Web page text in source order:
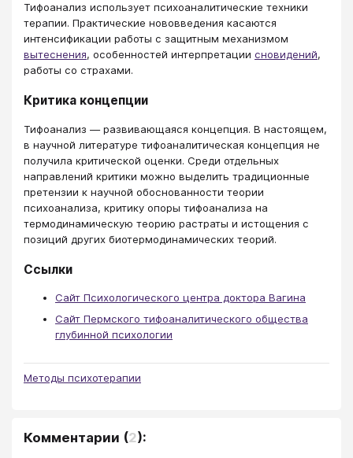
Тифоанализ использует психоаналитические техники
терапии. Практические нововведения касаются
интенсификации работы с защитным механизмом
вытеснения, особенностей интерпретации сновидений,
работы со страхами.
Критика концепции
Тифоанализ — развивающаяся концепция. В настоящем,
в научной литературе тифоаналитическая концепция не
получила критической оценки. Среди отдельных
направлений критики можно выделить традиционные
претензии к научной обоснованности теории
психоанализа, критику опоры тифоанализа на
термодинамическую теорию растраты и истощения с
позиций других биотермодинамических теорий.
Ссылки
Сайт Психологического центра доктора Вагина
Сайт Пермского тифоаналитического общества
глубинной психологии
Методы психотерапии
Комментарии (2):